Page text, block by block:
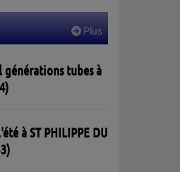
Plus
générations tubes à
à ST PHILIPPE DU